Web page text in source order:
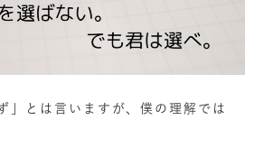
」とは言いますが、僕の理解では